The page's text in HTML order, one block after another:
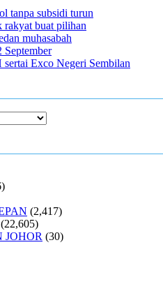
tanpa subsidi turun
rakyat buat pilihan
muhasabah
Exco Negeri Sembilan
(2,417)
(22,605)
JOHOR (30)